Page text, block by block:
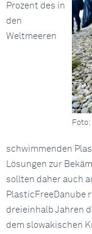
Prozent des in
den
Weltmeeren
schwimmenden
Lösungen zur
sollten daher auch
PlasticFreeDanube
dreieinhalb Jahren
dem slowakischen